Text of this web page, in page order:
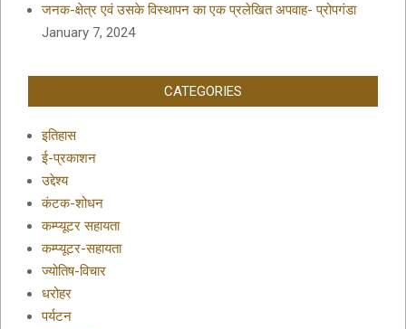
जनक-क्षेत्र एवं उसके विस्थापन का एक प्रलेखित अपवाह- प्रोपगंडा
January 7, 2024
CATEGORIES
इतिहास
ई-प्रकाशन
उद्देश्य
कंटक-शोधन
कम्प्यूटर सहायता
कम्प्यूटर-सहायता
ज्योतिष-विचार
धरोहर
पर्यटन